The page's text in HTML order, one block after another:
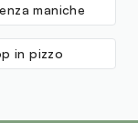
(CASTOR)
maniche
in pizzo